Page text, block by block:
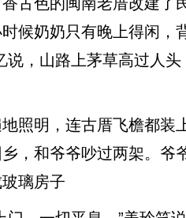
时候奶奶只有晚上得闲
说，山路上茅草高过人
明，连古厝飞檐都装
，和爷爷吵过两架。爷
璃房子